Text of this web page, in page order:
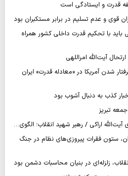
قدرت و ایستادگی است
قوی و عدم تسلیم در برابر مستکبران بود
با تحکیم قدرت داخلی کشور همراه
آیت‌الله امراللهی
شدن آمریکا در «معادله قدرت» ایران
کذب به دنبال آشوب بود
تبریز
اراکی / رهبر شهید انقلاب؛ الگوی…
ستون فقرات پیروزی‌های نظام در جنگ
زلزله‌ای در بنیان محاسبات دشمن بود